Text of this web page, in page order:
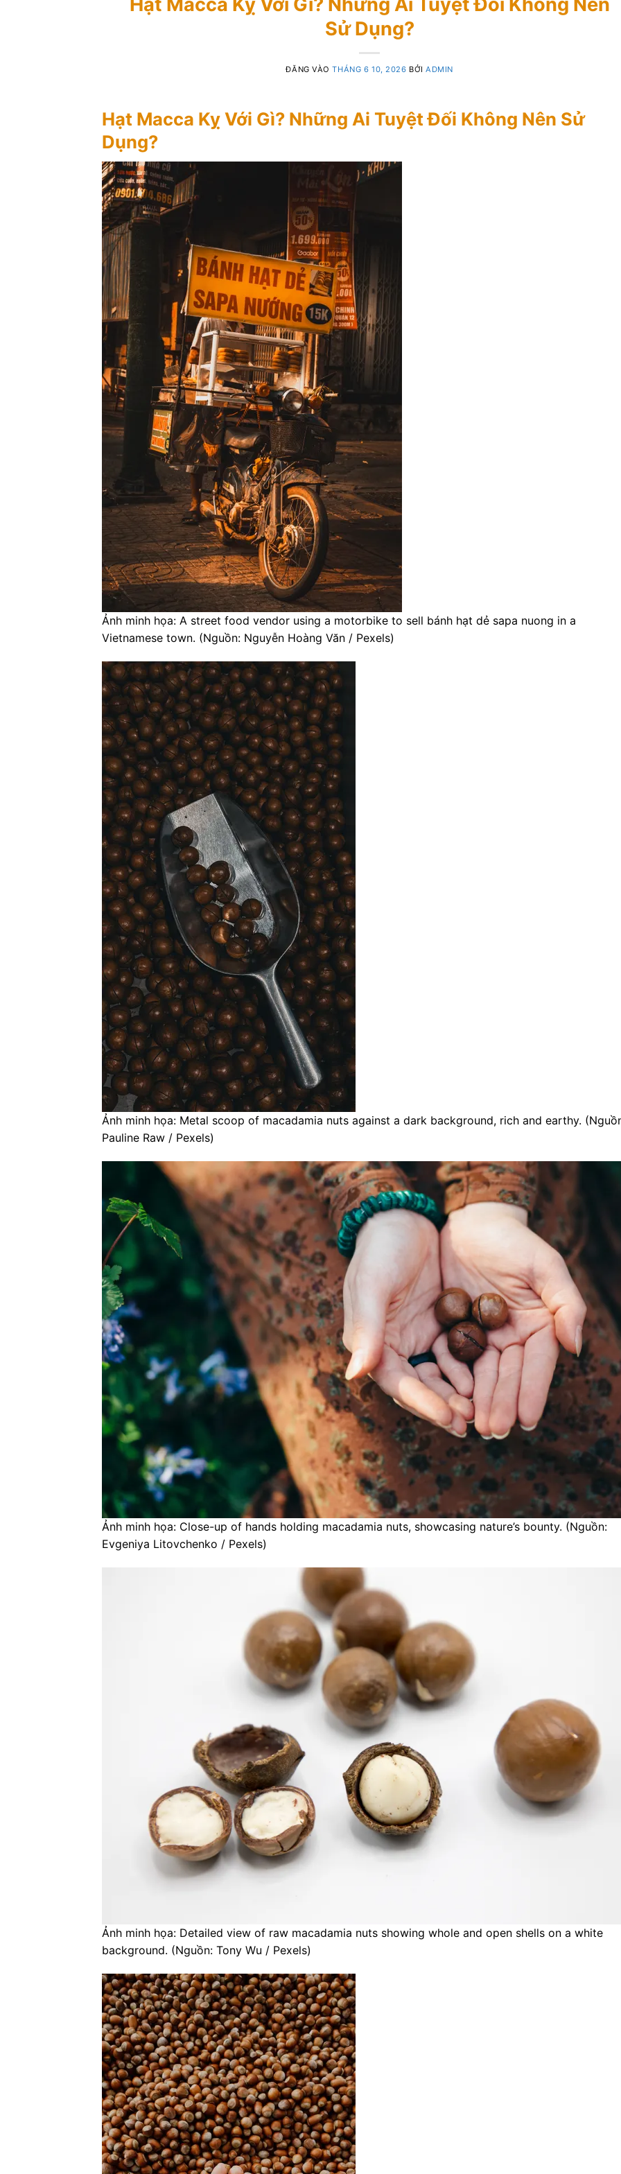
Sử Dụng?
ĐĂNG VÀOTHÁNG 6 10, 2026 BỞIADMIN
Hạt Macca Kỵ Với Gì? Những Ai Tuyệt Đối Không Nên Sử
Dụng?
Ảnh minh họa: A street food vendor using a motorbike to sell bánh hạt dẻ sapa nuong in a
Vietnamese town. (Nguồn: Nguyễn Hoàng Văn / Pexels)
Ảnh minh họa: Metal scoop of macadamia nuts against a dark background, rich and earthy.
Pauline Raw / Pexels)
Ảnh minh họa: Close-up of hands holding macadamia nuts, showcasing nature’s bounty. (Nguồn:
Evgeniya Litovchenko / Pexels)
Ảnh minh họa: Detailed view of raw macadamia nuts showing whole and open shells on a white
background. (Nguồn: Tony Wu / Pexels)